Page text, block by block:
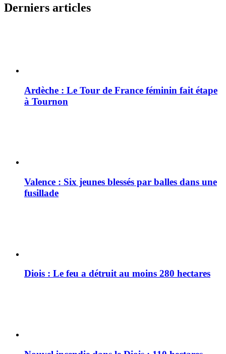
Derniers articles
Ardèche : Le Tour de France féminin fait étape
à Tournon
Valence : Six jeunes blessés par balles dans une
fusillade
Diois : Le feu a détruit au moins 280 hectares